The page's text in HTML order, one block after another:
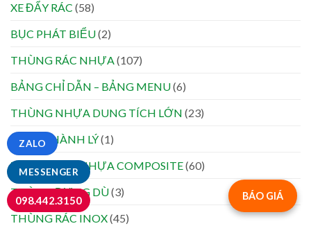
XE ĐẨY RÁC (58)
BỤC PHÁT BIỂU(2)
THÙNG RÁC NHỰA(107)
BẢNG CHỈ DẪN – BẢNG MENU(6)
THÙNG NHỰA DUNG TÍCH LỚN (23)
XE ĐẨY HÀNH LÝ(1)
THÙNG RÁC NHỰA COMPOSITE(60)
THÙNG ĐỰNG DÙ(3)
THÙNG RÁC INOX(45)
BÁO GIÁ
MESSENGER
ZALO
098.442.3150